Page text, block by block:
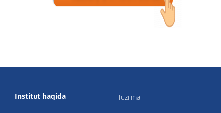
Institut haqida Tuzilma